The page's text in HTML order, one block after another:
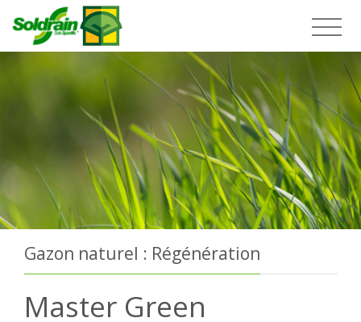
Gazon naturel : Régénération
Master Green